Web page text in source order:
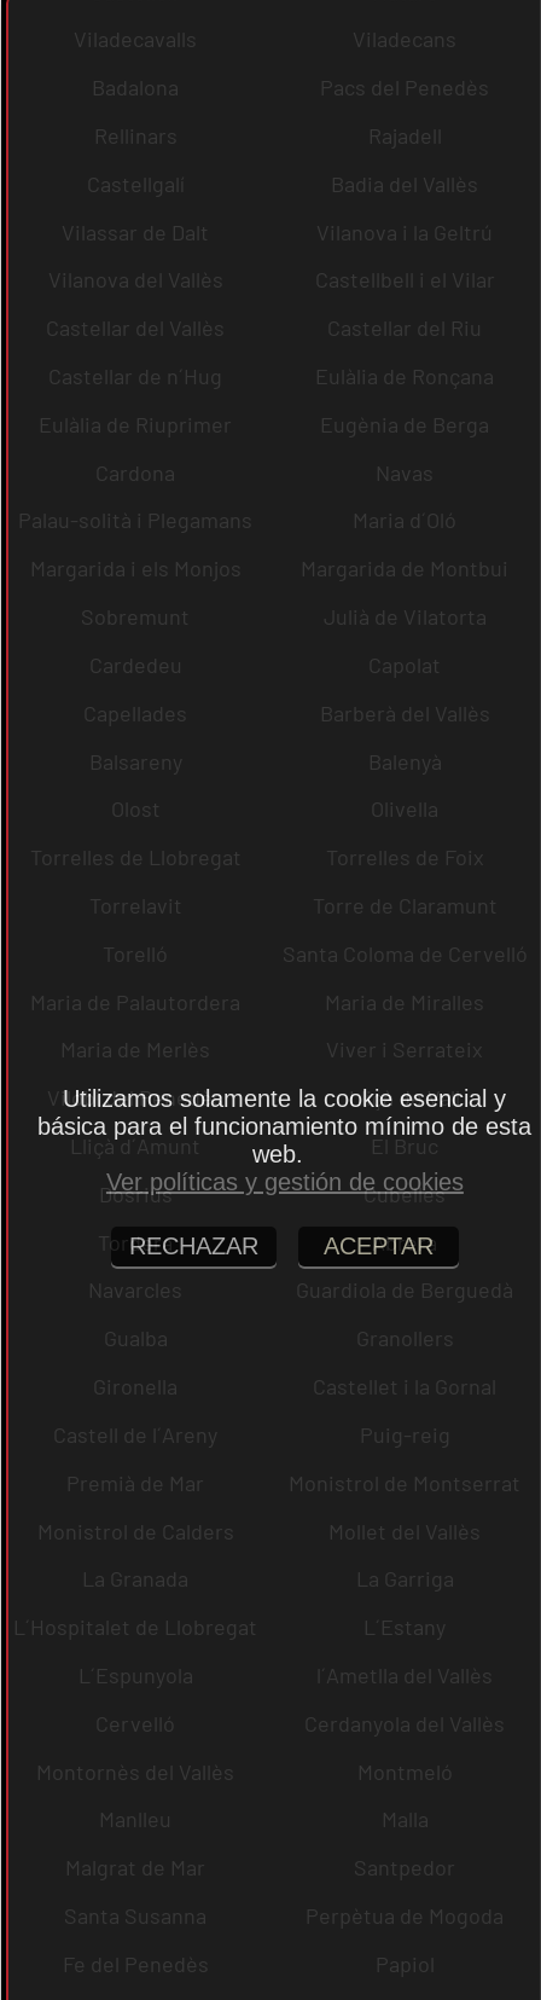
Viladecavalls
Viladecans
Badalona
Pacs del Penedès
Rellinars
Rajadell
Castellgalí
Badia del Vallès
Vilassar de Dalt
Vilanova i la Geltrú
Vilanova del Vallès
Castellbell i el Vilar
Castellar del Vallès
Castellar del Riu
Castellar de n´Hug
Eulàlia de Ronçana
Eulàlia de Riuprimer
Eugènia de Berga
Cardona
Navas
Palau-solità i Plegamans
Maria d´Oló
Margarida i els Monjos
Margarida de Montbui
Sobremunt
Julià de Vilatorta
Cardedeu
Capolat
Capellades
Barberà del Vallès
Balsareny
Balenyà
Olost
Olivella
Torrelles de Llobregat
Torrelles de Foix
Torrelavit
Torre de Claramunt
Torelló
Santa Coloma de Cervelló
Maria de Palautordera
Maria de Miralles
Maria de Merlès
Viver i Serrateix
Vilobí del Penedès
Lliçà de Vall
Lliçà d´Amunt
El Bruc
Dosrius
Cubelles
Tordera
Abrera
Navarcles
Guardiola de Berguedà
Gualba
Granollers
Gironella
Castellet i la Gornal
Castell de l´Areny
Puig-reig
Premià de Mar
Monistrol de Montserrat
Monistrol de Calders
Mollet del Vallès
La Granada
La Garriga
L´Hospitalet de Llobregat
L´Estany
L´Espunyola
l´Ametlla del Vallès
Cervelló
Cerdanyola del Vallès
Montornès del Vallès
Montmeló
Manlleu
Malla
Malgrat de Mar
Santpedor
Santa Susanna
Perpètua de Mogoda
Fe del Penedès
Papiol
Utilizamos solamente la cookie esencial y
básica para el funcionamiento mínimo de esta
web.
Ver políticas y gestión de cookies
RECHAZAR ACEPTAR